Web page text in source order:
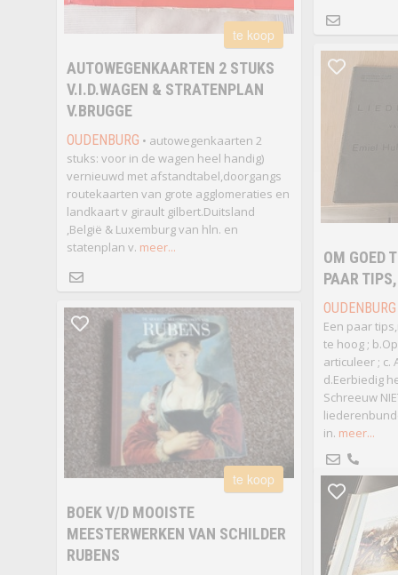
te koop
AUTOWEGENKAARTEN 2 STUKS
V.I.D.WAGEN & STRATENPLAN
V.BRUGGE
OUDENBURG • autowegenkaarten 2
stuks: voor in de wagen heel handig)
vernieuwd met afstandtabel,doorgangs
routekaarten van grote agglomeraties en
landkaart v girault gilbert.Duitsland
,België & Luxemburg van hln. en
statenplan v. meer...
OM GOED
PAAR
OUDENBURG
Een paar
te hoog ;
articuleer ; c.
d.Eerbiedig
Schreeuw
in. meer...
te koop
BOEK V/D MOOISTE
MEESTERWERKEN VAN SCHILDER
RUBENS